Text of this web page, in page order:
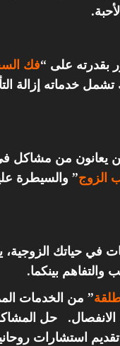
بقدرته على “فك
خدماته إزالة
يعانون من مشاكل في
الزوج” والسيطرة
في حياتك
والتفاهم بينكما.
” من الخدمات
حل
استشارات